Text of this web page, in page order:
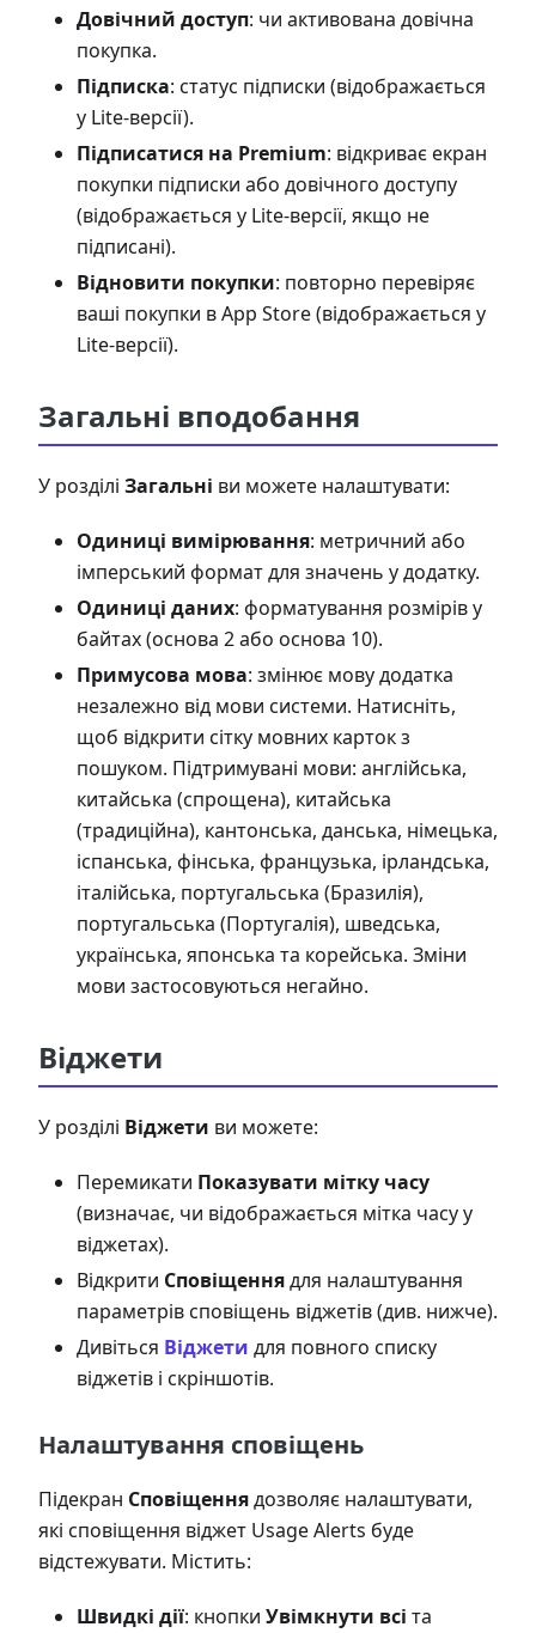
Довічний доступ: чи активована довічна
покупка.
Підписка: статус підписки (відображається
у Lite-версії).
Підписатися на Premium: відкриває екран
покупки підписки або довічного доступу
(відображається у Lite-версії, якщо не
підписані).
Відновити покупки: повторно перевіряє
ваші покупки в App Store (відображається у
Lite-версії).
Загальні вподобання
У розділі Загальні ви можете налаштувати:
Одиниці вимірювання: метричний або
імперський формат для значень у додатку.
Одиниці даних: форматування розмірів у
байтах (основа 2 або основа 10).
Примусова мова: змінює мову додатка
незалежно від мови системи. Натисніть,
щоб відкрити сітку мовних карток з
пошуком. Підтримувані мови: англійська,
китайська (спрощена), китайська
(традиційна), кантонська, данська, німецька,
іспанська, фінська, французька, ірландська,
італійська, португальська (Бразилія),
португальська (Португалія), шведська,
українська, японська та корейська. Зміни
мови застосовуються негайно.
Віджети
У розділі Віджети ви можете:
Перемикати Показувати мітку часу
(визначає, чи відображається мітка часу у
віджетах).
Відкрити Сповіщеннядля налаштування
параметрів сповіщень віджетів (див. нижче).
Дивіться Віджети для повного списку
віджетів і скріншотів.
Налаштування сповіщень
Підекран Сповіщеннядозволяє налаштувати,
які сповіщення віджет Usage Alerts буде
відстежувати. Містить:
Швидкі дії: кнопки Увімкнути всі та